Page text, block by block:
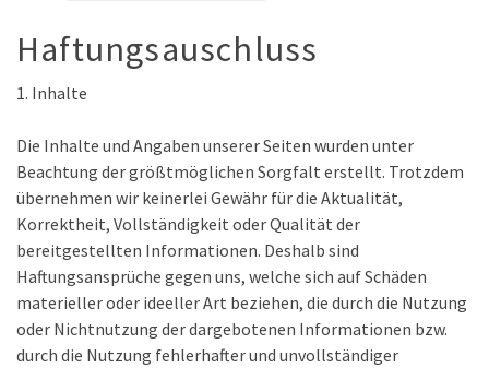
Haftungsauschluss
1. Inhalte
Die Inhalte und Angaben unserer Seiten wurden unter
Beachtung der größtmöglichen Sorgfalt erstellt. Trotzdem
übernehmen wir keinerlei Gewähr für die Aktualität,
Korrektheit, Vollständigkeit oder Qualität der
bereitgestellten Informationen. Deshalb sind
Haftungsansprüche gegen uns, welche sich auf Schäden
materieller oder ideeller Art beziehen, die durch die Nutzung
oder Nichtnutzung der dargebotenen Informationen bzw.
durch die Nutzung fehlerhafter und unvollständiger